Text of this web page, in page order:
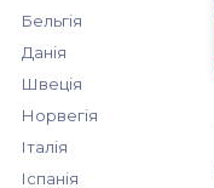
Бельгія
Данія
Швеція
Норвегія
Італія
Іспанія